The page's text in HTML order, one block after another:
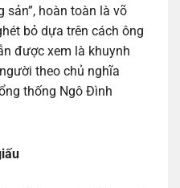
sản”, hoàn toàn là võ
bỏ dựa trên cách ông
được xem là khuynh
theo chủ nghĩa
thống Ngô Đình